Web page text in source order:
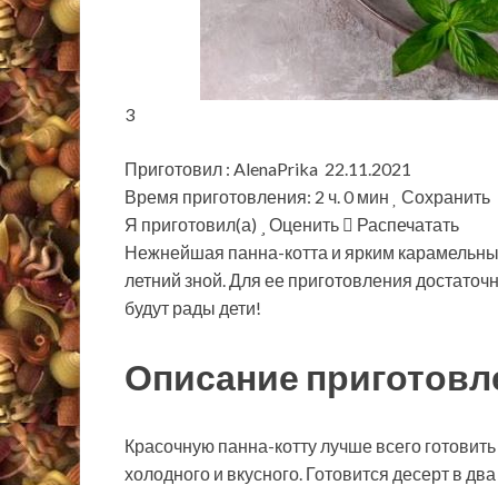
3
Приготовил : AlenaPrika 22.11.2021
Время приготовления: 2 ч. 0 мин
Сохранить
Я приготовил(а)
Оценить
Распечатать
Нежнейшая панна-котта и ярким
летний зной. Для ее приготовления
будут рады дети!
Описание
Красочную панна-котту лучше всего
холодного и вкусного. Готовится десерт в